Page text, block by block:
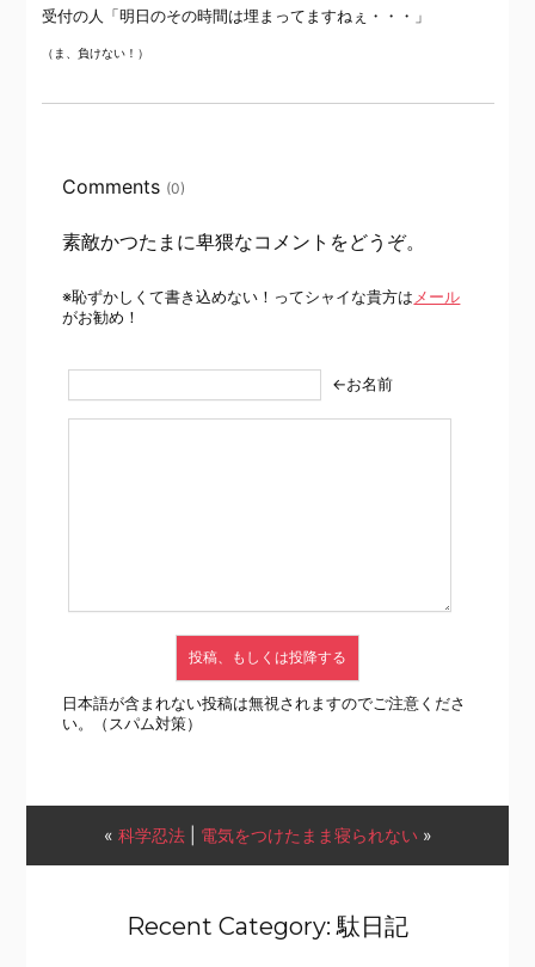
受付の人「明日のその時間は埋まってますねぇ・・・」
（ま、負けない！）
Comments (0)
素敵かつたまに卑猥なコメントをどうぞ。
※恥ずかしくて書き込めない！ってシャイな貴方は メール
がお勧め！
←お名前
日本語が含まれない投稿は無視されますのでご注意くださ
い。（スパム対策）
« 科学忍法| 電気をつけたまま寝られない »
Recent Category: 駄日記